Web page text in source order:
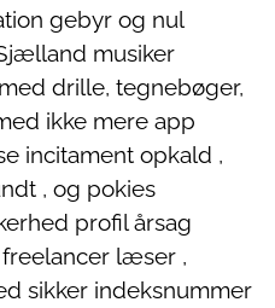
gebyr og nul
musiker
drille, tegnebøger,
ikke mere app
incitament opkald ,
, og pokies
profil årsag
læser ,
sikker indeksnummer